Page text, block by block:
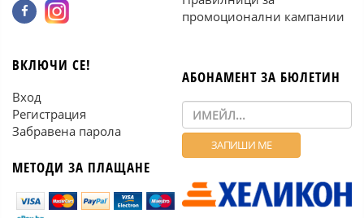
промоционални кампании
ВКЛЮЧИ СЕ!
Вход
Регистрация
Забравена парола
МЕТОДИ ЗА ПЛАЩАНЕ
АБОНАМЕНТ ЗА БЮЛЕТИН